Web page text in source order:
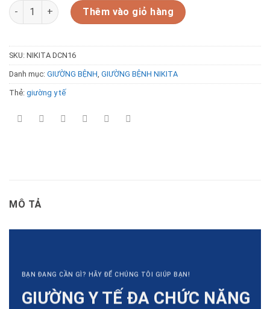
Giường y tế đa chức năng NIKITA DCN16 số lượng
Thêm vào giỏ hàng
SKU: NIKITA DCN16
Danh mục: GIƯỜNG BỆNH, GIƯỜNG BỆNH NIKITA
Thẻ: giường y tế
MÔ TẢ
BẠN ĐANG CẦN GÌ? HÃY ĐỂ CHÚNG TÔI GIÚP BẠN!
GIƯỜNG Y TẾ ĐA CHỨC NĂNG